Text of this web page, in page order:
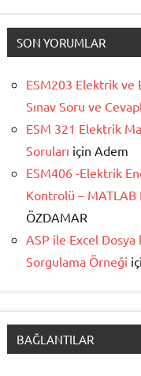
SON YORUMLAR
ESM203 Elektrik
Sınav Soru ve
ESM 321 Elektrik
Soruları için Adem
ESM406 -Elektrik
Kontrolü – MATLAB
ÖZDAMAR
ASP ile Excel
Sorgulama Örneği
BAĞLANTILAR